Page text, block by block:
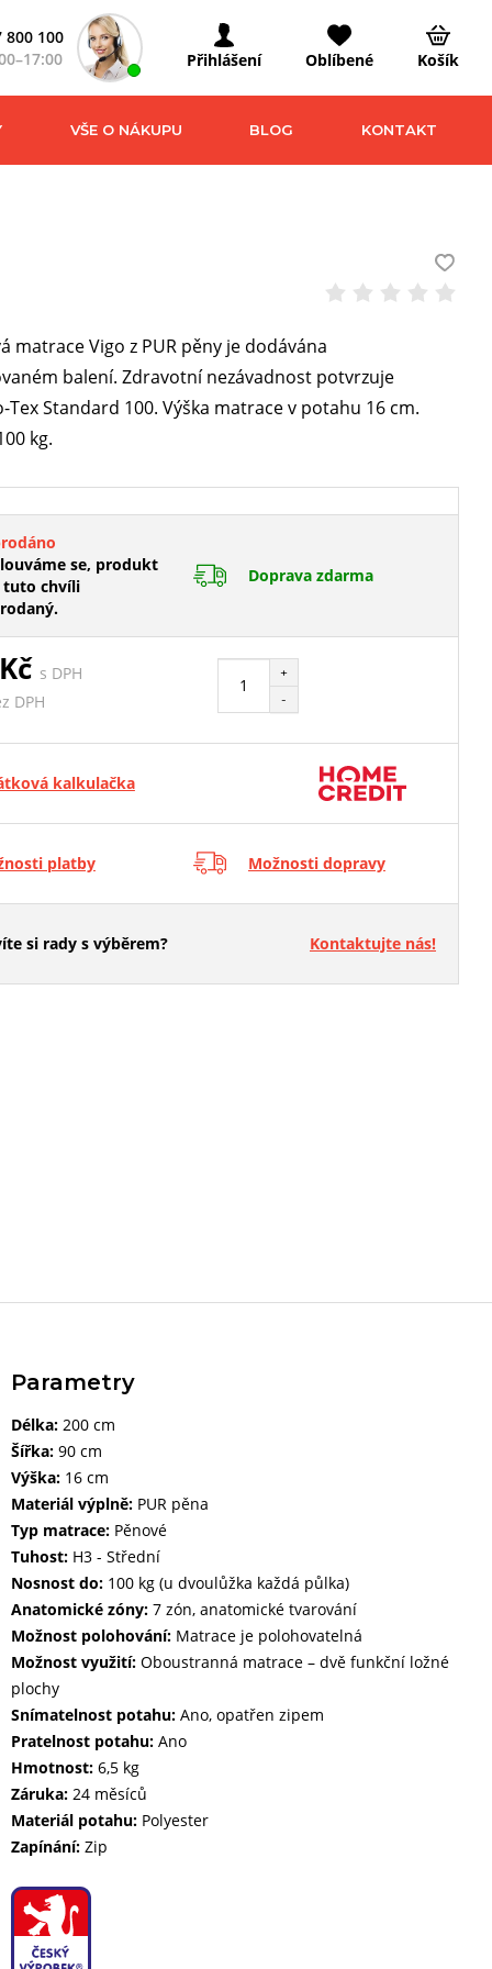
800 100
Přihlášení Oblíbené Košík
VŠE O NÁKUPU BLOG KONTAKT
matrace Vigo z PUR pěny je dodávána
balení. Zdravotní nezávadnost potvrzuje
Tex Standard 100. Výška matrace v potahu 16 cm.
kg.
se, produkt
tuto chvíli
Doprava zdarma
s DPH
DPH
+
-
kalkulačka
platby Možnosti dopravy
si rady s výběrem? Kontaktujte nás!
Parametry
Délka: 200 cm
Šířka: 90 cm
Výška: 16 cm
Materiál výplně: PUR pěna
Typ matrace: Pěnové
Tuhost: H3 - Střední
Nosnost do: 100 kg (u dvoulůžka každá půlka)
Anatomické zóny: 7 zón, anatomické tvarování
Možnost polohování: Matrace je polohovatelná
Možnost využití: Oboustranná matrace – dvě funkční ložné
plochy
Snímatelnost potahu: Ano, opatřen zipem
Pratelnost potahu: Ano
Hmotnost: 6,5 kg
Záruka: 24 měsíců
Materiál potahu: Polyester
Zapínání: Zip